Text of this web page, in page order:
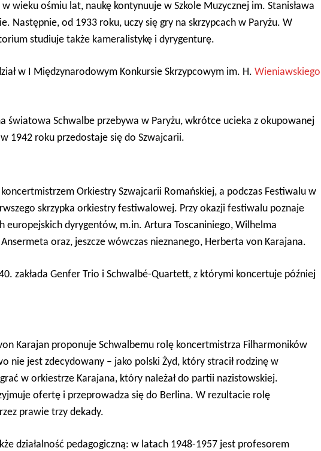
wieku ośmiu lat, naukę kontynuuje w Szkole Muzycznej im. Stanisława
Następnie, od 1933 roku, uczy się gry na skrzypcach w Paryżu. W
studiuje także kameralistykę i dyrygenturę.
w I Międzynarodowym Konkursie Skrzypcowym im. H. Wieniawskiego
światowa Schwalbe przebywa w Paryżu, wkrótce ucieka z okupowanej
1942 roku przedostaje się do Szwajcarii.
Orkiestry Szwajcarii Romańskiej, a podczas Festiwalu w
skrzypka orkiestry festiwalowej. Przy okazji festiwalu poznaje
europejskich dyrygentów, m.in. Artura Toscaniniego, Wilhelma
oraz, jeszcze wówczas nieznanego, Herberta von Karajana.
zakłada Genfer Trio i Schwalbé-Quartett, z którymi koncertuje później
Karajan proponuje Schwalbemu rolę koncertmistrza Filharmoników
nie jest zdecydowany – jako polski Żyd, który stracił rodzinę w
w orkiestrze Karajana, który należał do partii nazistowskiej.
ofertę i przeprowadza się do Berlina. W rezultacie rolę
prawie trzy dekady.
działalność pedagogiczną: w latach 1948-1957 jest profesorem